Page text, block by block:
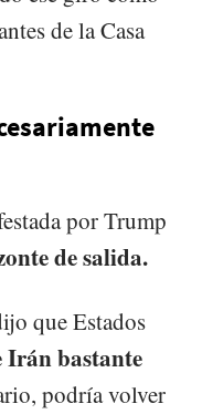
de la Casa
por Trump
de salida.
que Estados
Irán bastante
podría volver